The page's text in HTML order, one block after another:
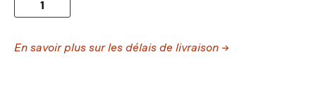
En savoir plus sur les délais de livraison →